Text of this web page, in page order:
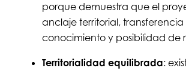
porque demuestra que el
anclaje territorial,
conocimiento y posibilidad de
Territorialidad equilibrada: